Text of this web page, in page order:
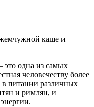
каше и
одна из самых
человечеству более
в питании различных
и римлян, и